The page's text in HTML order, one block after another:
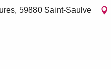
59880 Saint-Saulve